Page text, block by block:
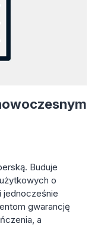
Buduje
o
jednocześnie
gwarancję
a